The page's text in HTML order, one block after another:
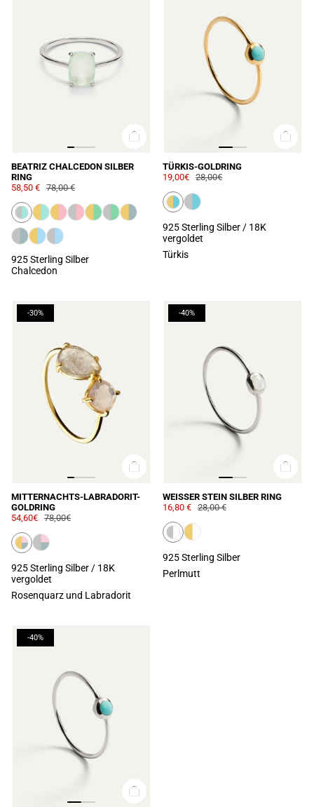
BEATRIZ CHALCEDON SILBER
RING
58,50 € 78,00 €
925 Sterling Silber
Chalcedon
TÜRKIS-GOLDRING
19,00€ 28,00€
925 Sterling Silber / 18K
vergoldet
Türkis
-30%
MITTERNACHTS-LABRADORIT-
GOLDRING
54,60€ 78,00€
925 Sterling Silber / 18K
vergoldet
Rosenquarz und Labradorit
-40%
WEISSER STEIN SILBER RING
16,80 € 28,00 €
925 Sterling Silber
Perlmutt
-40%